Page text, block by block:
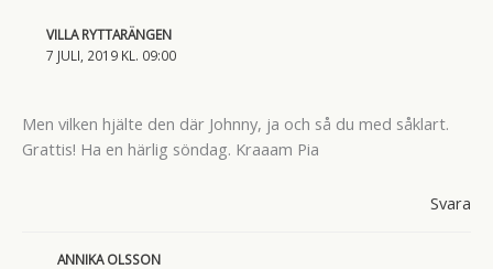
VILLA RYTTARÄNGEN
7 JULI, 2019 KL. 09:00
Men vilken hjälte den där Johnny, ja och så du med såklart.
Grattis! Ha en härlig söndag. Kraaam Pia
Svara
ANNIKA OLSSON